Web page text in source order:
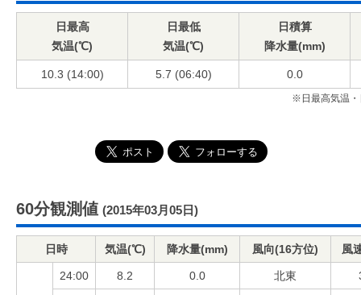
日最高
気温(℃)
日最低
気温(℃)
日積算
降水量(mm)
10.3 (14:00) 5.7 (06:40) 0.0
※日最高気温・
60分観測値 (2015年03月05日)
日時 気温(℃) 降水量(mm) 風向(16方位) 風
24:00 8.2 0.0 北東